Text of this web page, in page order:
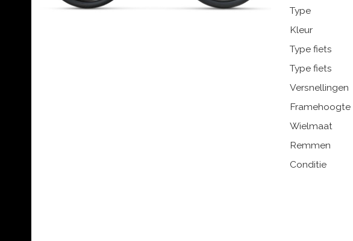
Type
Kleur
Type fiets
Type fiets
Versnellingen
Framehoogte
Wielmaat
Remmen
Conditie